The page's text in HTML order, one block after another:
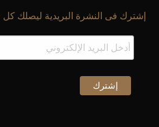
إشترك فى النشرة البريدية ليصلك كل